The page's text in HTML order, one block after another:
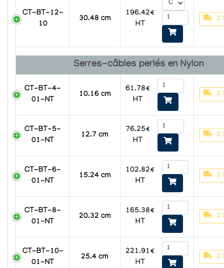
CT-BT-12-
10
30.48 cm
196.42€
HT
2
Serres-câbles perlés en Nylon
CT-BT-4-
01-NT
10.16 cm
61.78€
HT
2
CT-BT-5-
01-NT
12.7 cm
76.25€
HT
2
CT-BT-6-
01-NT
15.24 cm
102.82€
HT
2
CT-BT-8-
01-NT
20.32 cm
165.38€
HT
2
CT-BT-10-
01-NT
25.4 cm
221.91€
HT
2